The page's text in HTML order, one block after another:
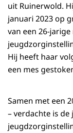
uit Ruinerwold.
januari 2023 op
van een 26-
Hij heeft haar
een mes
Samen met een
– verdachte is